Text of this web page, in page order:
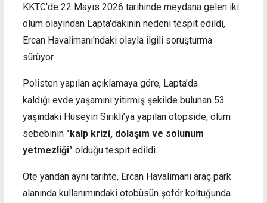
KKTC'de 22 Mayıs 2026 tarihinde meydana gelen iki
ölüm olayından Lapta'dakinin nedeni tespit edildi,
Ercan Havalimanı'ndaki olayla ilgili soruşturma
sürüyor.
Polisten yapılan açıklamaya göre, Lapta’da
kaldığı evde yaşamını yitirmiş şekilde bulunan 53
yaşındaki Hüseyin Sırıklı’ya yapılan otopside, ölüm
sebebinin "kalp krizi, dolaşım ve solunum
yetmezliği" olduğu tespit edildi.
Öte yandan aynı tarihte, Ercan Havalimanı araç park
alanında kullanımındaki otobüsün şoför koltuğunda